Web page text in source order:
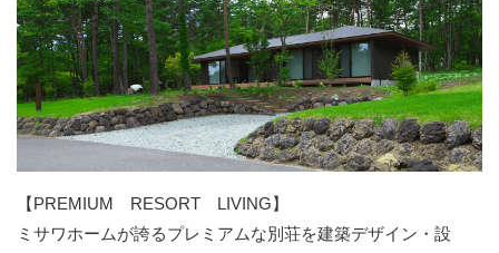
【PREMIUM RESORT LIVING】
ミサワホームが誇るプレミアムな別荘を建築デザイン・設